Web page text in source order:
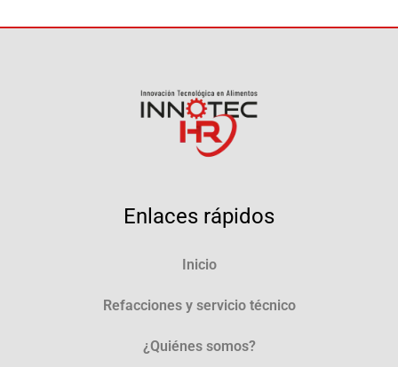
Enlaces rápidos
Inicio
Refacciones y servicio técnico
¿Quiénes somos?